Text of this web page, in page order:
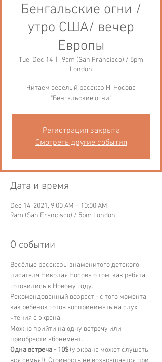
Бенгальские огни /
утро США/ вечер
Европы
Tue, Dec 14
9am (San Francisco) / 5pm
London
Читаем веселый рассказ Н. Носова
"Бенгальские огни".
Регистрация закрыта
Смотреть другие события
Дата и время
Dec 14, 2021, 9:00 AM – 10:00 AM
9am (San Francisco) / 5pm London
О событии
Весёлые рассказы знаменитого детского
писателя Николая Носова о том, как ребята
готовились к Новому году.
Рекомендованный возраст - с того момента,
как ребенок готов воспринимать на слух
чтения с экрана.
Можно прийти на одну встречу или
приобрести абонемент.
Одна встреча - 10$ (у экрана может слушать